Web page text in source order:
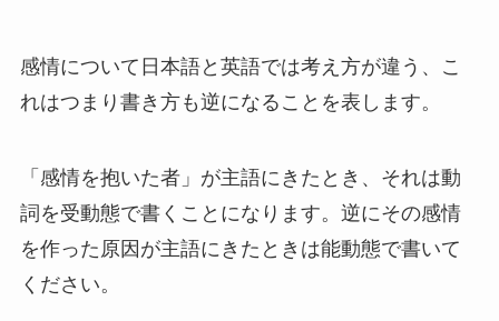
感情について日本語と英語では考え方が違う、こ
れはつまり書き方も逆になることを表します。
「感情を抱いた者」が主語にきたとき、それは動
詞を受動態で書くことになります。逆にその感情
を作った原因が主語にきたときは能動態で書いて
ください。